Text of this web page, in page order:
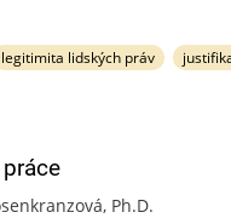
legitimita lidských práv
Ph.D.